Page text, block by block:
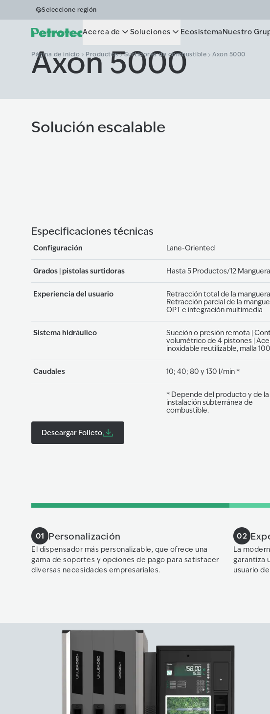
Seleccione región
Acerca de Soluciones EcosistemaNuestro
Página de inicio Productos Surtidores de combustible Axon 5000
Axon 5000
Solución escalable
Especificaciones técnicas
Configuración Lane-Oriented
Grados | pistolas surtidoras Hasta 5 Productos/12
Experiencia del usuario
Retracción total de la
Retracción parcial de la
OPT e integración multimedia
Sistema hidráulico
Succión o presión remota |
volumétrico de 4 pistones |
inoxidable reutilizable, malla
Caudales 10; 40; 80 y 130 l/min *
* Depende del producto y de la
instalación subterránea de
combustible.
Descargar Folleto
01 Personalización
El dispensador más personalizable, que ofrece una
gama de soportes y opciones de pago para satisfacer
diversas necesidades empresariales.
02
La
garantiza
usuario